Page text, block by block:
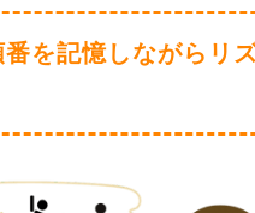
を記憶しながらリ